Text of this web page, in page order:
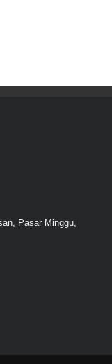
Pasar Minggu,